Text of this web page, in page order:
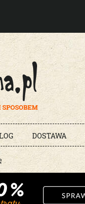
DOSTAWA